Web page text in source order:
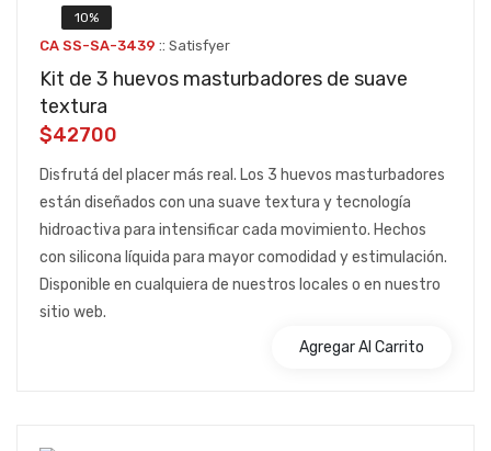
10%
CA SS-SA-3439 :: Satisfyer
Kit de 3 huevos masturbadores de suave
textura
$42700
Disfrutá del placer más real. Los 3 huevos masturbadores
están diseñados con una suave textura y tecnología
hidroactiva para intensificar cada movimiento. Hechos
con silicona líquida para mayor comodidad y estimulación.
Disponible en cualquiera de nuestros locales o en nuestro
sitio web.
Agregar Al Carrito